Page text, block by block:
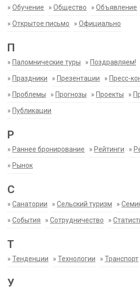
» Обучение » Общество » Объявление
» Открытое письмо » Официально
П
» Паломнические туры » Поздравляем!
» Праздники » Презентации » Пресс-
» Проблемы » Прогнозы » Проекты »
» Публикации
Р
» Раннее бронирование » Рейтинги »
» Рынок
С
» Санатории » Сельский туризм »
» События » Сотрудничество »
Т
» Тенденции » Технологии » Транспорт
У